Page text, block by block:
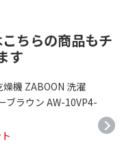
ちらの商品もチ
す
機 ZABOON 洗濯
ブラウン AW-10VP4-